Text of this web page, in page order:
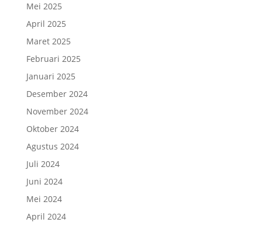
Mei 2025
April 2025
Maret 2025
Februari 2025
Januari 2025
Desember 2024
November 2024
Oktober 2024
Agustus 2024
Juli 2024
Juni 2024
Mei 2024
April 2024